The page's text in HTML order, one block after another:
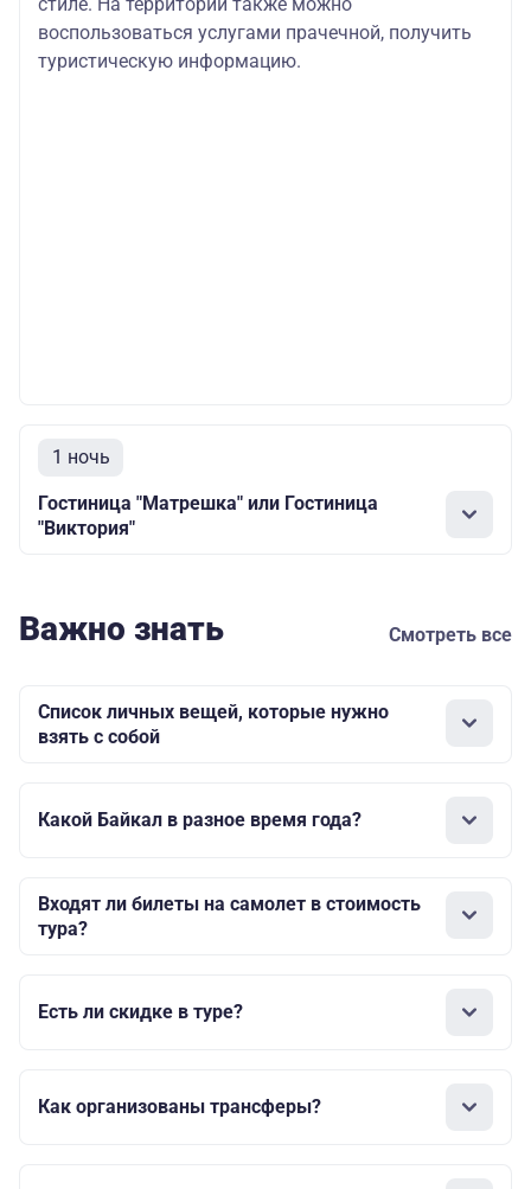
стиле. На территории также можно
воспользоваться услугами прачечной, получить
туристическую информацию.
1 ночь
Гостиница "Матрешка" или Гостиница
"Виктория"
Важно знать Смотреть все
Список личных вещей, которые нужно
взять с собой
Какой Байкал в разное время года?
Входят ли билеты на самолет в стоимость
тура?
Есть ли скидке в туре?
Как организованы трансферы?